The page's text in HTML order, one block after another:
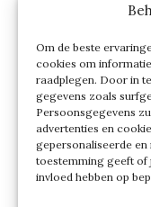
Om de beste
cookies om
raadplegen. Door in
gegevens zoals
Persoonsgegevens
advertenties en
gepersonaliseerde
toestemming geeft of
invloed hebben op